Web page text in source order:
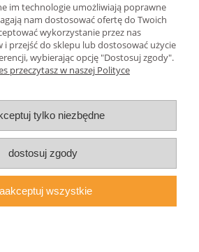
wyślij
Pomoc
Moje konto
i dostawa
Informacje
im technologie umożliwiają poprawne
nam dostosować ofertę do Twoich
wykorzystanie przez nas
przejść do sklepu lub dostosować użycie
wybierając opcję "Dostosuj zgody".
przeczytasz w naszej Polityce
tylko niezbędne
dostosuj zgody
wszystkie